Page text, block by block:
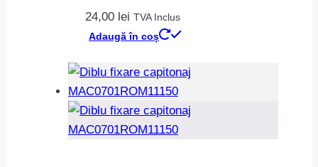
24,00 lei TVA Inclus
Adaugă în coș